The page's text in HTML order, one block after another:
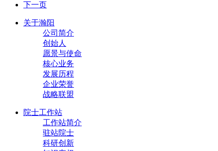
下一页
关于瀚阳
公司简介
创始人
愿景与使命
核心业务
发展历程
企业荣誉
战略联盟
院士工作站
工作站简介
驻站院士
科研创新